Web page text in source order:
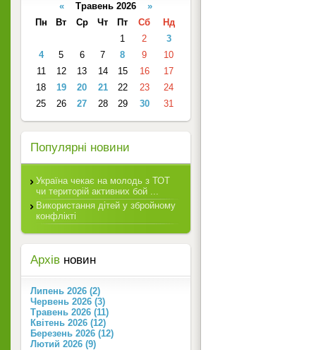
« Травень 2026 »
Пн
Вт Ср Чт Пт Сб
Нд
1
2
3
4
5 6 7 8 9
10
11
12 13 14 15 16
17
18
19 20 21 22 23
24
25
26 27 28 29 30 31
Популярні новини
Україна чекає на молодь з ТОТ
чи територій активних бой ...
Використання дітей у збройному
конфлікті
Архів новин
Липень 2026 (2)
Червень 2026 (3)
Травень 2026 (11)
Квітень 2026 (12)
Березень 2026 (12)
Лютий 2026 (9)